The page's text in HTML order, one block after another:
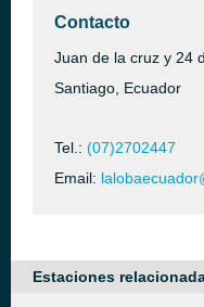
Contacto
Juan de la cruz y 24
Santiago, Ecuador
Tel.: (07)2702447
Email:
Estaciones